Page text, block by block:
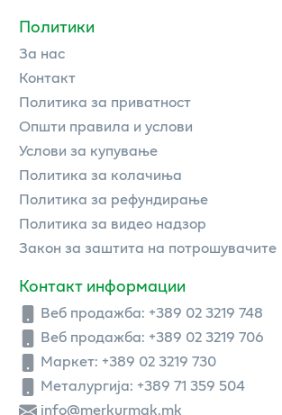
Политики
За нас
Контакт
Политика за приватност
Општи правила и услови
Услови за купување
Политика за колачиња
Политика за рефундирање
Политика за видео надзор
Закон за заштита на потрошувачите
Контакт информации
Веб продажба: +389 02 3219 748
Веб продажба: +389 02 3219 706
Маркет: +389 02 3219 730
Металургија: +389 71 359 504
info@merkurmak.mk